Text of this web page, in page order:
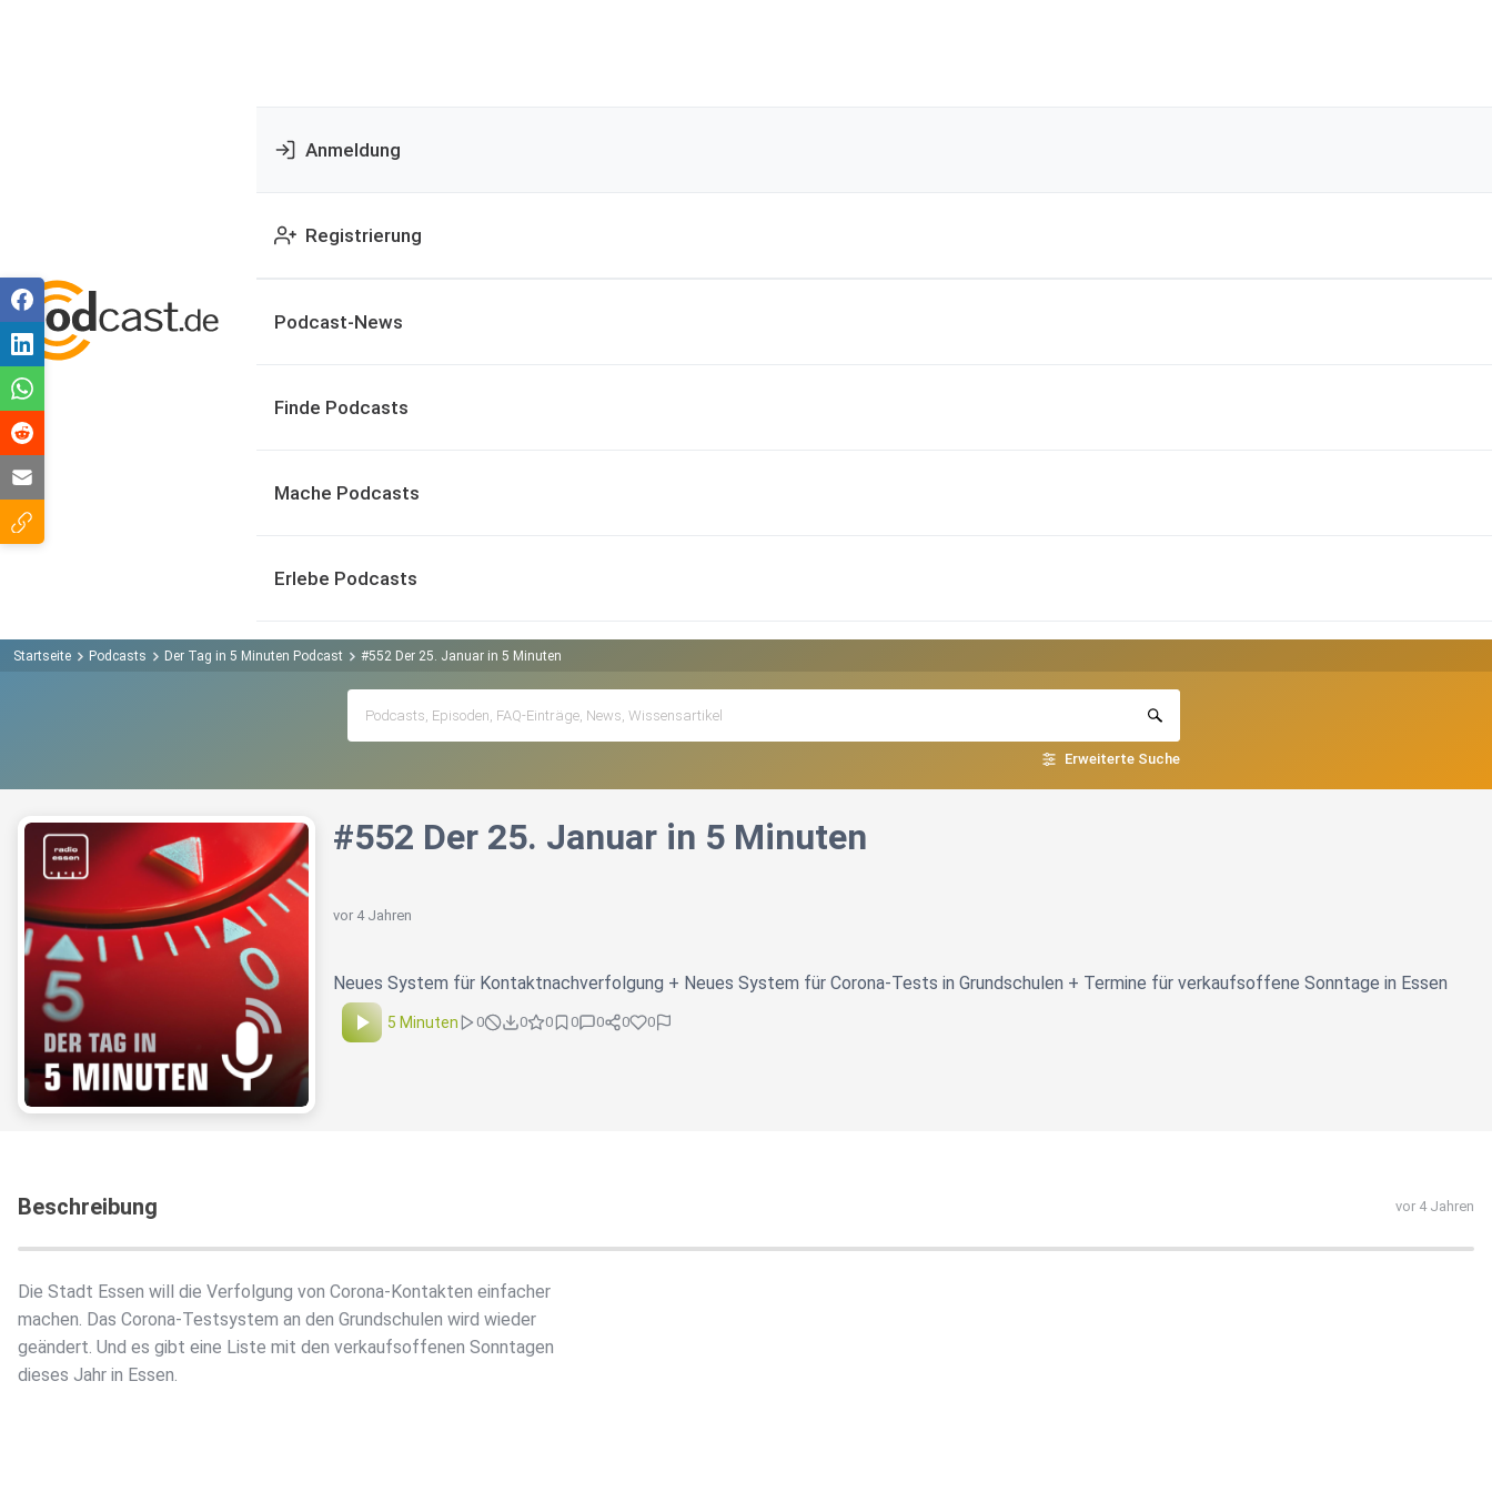
Anmeldung
Registrierung
Podcast-News
Finde Podcasts
Mache Podcasts
Erlebe Podcasts
Startseite Podcasts Der Tag in 5 Minuten Podcast #552 Der 25. Januar in 5 Minuten
Erweiterte Suche
#552 Der 25. Januar in 5 Minuten
vor 4 Jahren
Neues System für Kontaktnachverfolgung + Neues System für Corona-Tests in Grundschulen + Termine für verkaufsoffene Sonntage in Essen
5 Minuten 0 0 0 0 0 0 0
Beschreibung vor 4 Jahren
Die Stadt Essen will die Verfolgung von Corona-Kontakten einfacher
machen. Das Corona-Testsystem an den Grundschulen wird wieder
geändert. Und es gibt eine Liste mit den verkaufsoffenen Sonntagen
dieses Jahr in Essen.